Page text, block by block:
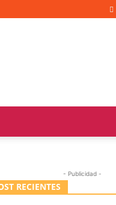
- Publicidad -
RECIENTES